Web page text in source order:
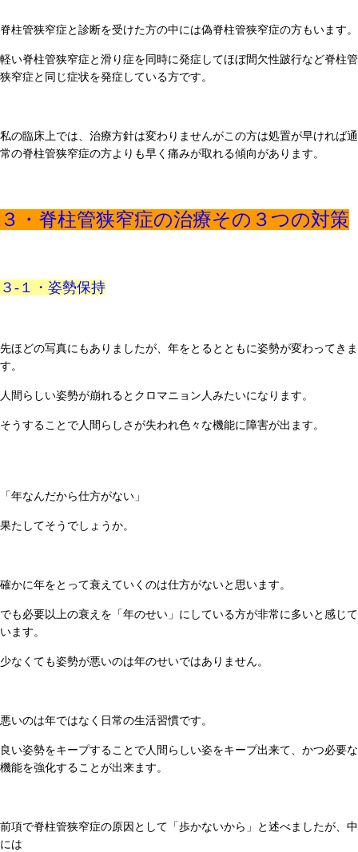
脊柱管狭窄症と診断を受けた方の中には偽脊柱管狭窄症の方もいます。
軽い脊柱管狭窄症と滑り症を同時に発症してほぼ間欠性跛行など脊柱管
狭窄症と同じ症状を発症している方です。
私の臨床上では、治療方針は変わりませんがこの方は処置が早ければ通
常の脊柱管狭窄症の方よりも早く痛みが取れる傾向があります。
３・脊柱管狭窄症の治療その３つの対策
３-１・姿勢保持
先ほどの写真にもありましたが、年をとるとともに姿勢が変わってきま
す。
人間らしい姿勢が崩れるとクロマニョン人みたいになります。
そうすることで人間らしさが失われ色々な機能に障害が出ます。
「年なんだから仕方がない」
果たしてそうでしょうか。
確かに年をとって衰えていくのは仕方がないと思います。
でも必要以上の衰えを「年のせい」にしている方が非常に多いと感じて
います。
少なくても姿勢が悪いのは年のせいではありません。
悪いのは年ではなく日常の生活習慣です。
良い姿勢をキープすることで人間らしい姿をキープ出来て、かつ必要な
機能を強化することが出来ます。
前項で脊柱管狭窄症の原因として「歩かないから」と述べましたが、中
には